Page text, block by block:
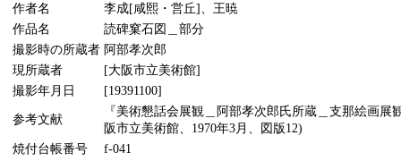
作者名
李成[咸熙・営丘]、王暁
作品名
読碑窠石図＿部分
撮影時の所蔵者 阿部孝次郎
現所蔵者
[大阪市立美術館]
撮影年月日
[19391100]
参考文献
『美術懇話会展観＿阿部孝次郎氏所蔵＿支那絵画
阪市立美術館、1970年3月、図版12)
焼付台帳番号
f-041